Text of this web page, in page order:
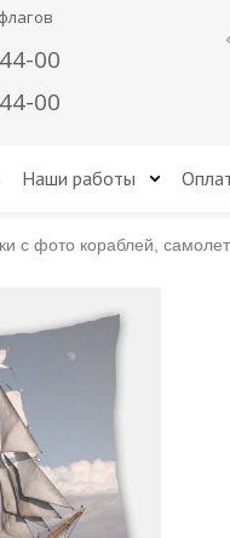
00
00
Наши работы
с фото кораблей,